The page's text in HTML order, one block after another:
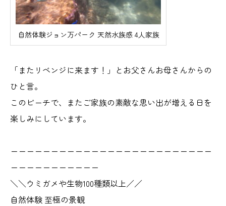
自然体験ジョン万パーク 天然水族感 4人家族
「またリベンジに来ます！」とお父さんお母さんからの
ひと言。
このビーチで、またご家族の素敵な思い出が増える日を
楽しみにしています。
ーーーーーーーーーーーーーーーーーーーーーーーーー
ーーーーーーーーーーー
＼＼ウミガメや生物100種類以上／／
自然体験 至極の景観